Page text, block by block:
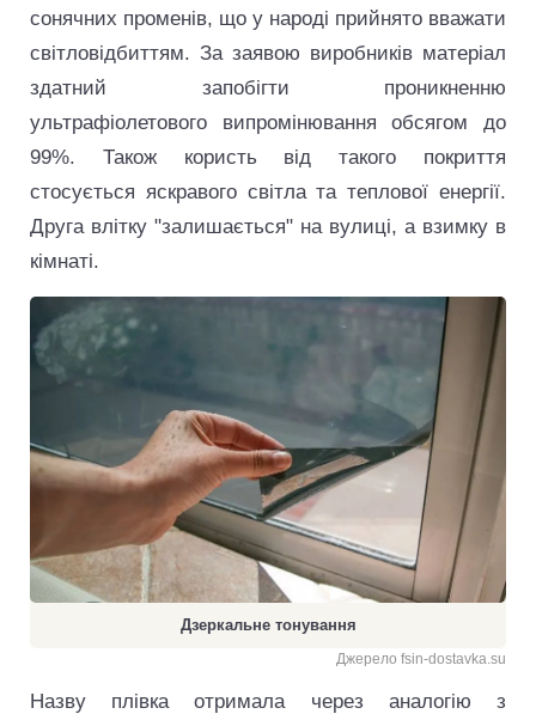
сонячних променів, що у народі прийнято вважати
світловідбиттям. За заявою виробників матеріал
здатний запобігти проникненню
ультрафіолетового випромінювання обсягом до
99%. Також користь від такого покриття
стосується яскравого світла та теплової енергії.
Друга влітку "залишається" на вулиці, а взимку в
кімнаті.
Дзеркальне тонування
Джерело fsin-dostavka.su
Назву плівка отримала через аналогію з